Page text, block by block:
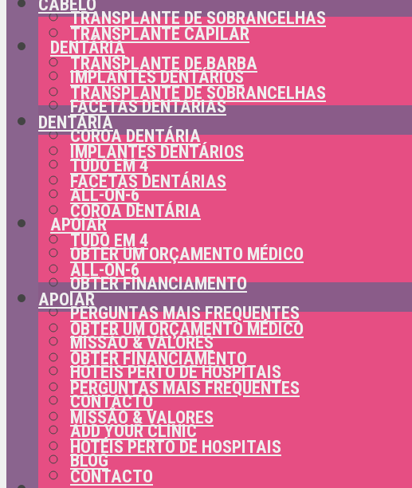
TRANSPLANTE DE SOBRANCELHAS
DENTÁRIA
IMPLANTES DENTÁRIOS
FACETAS DENTÁRIAS
COROA DENTÁRIA
TUDO EM 4
ALL-ON-6
APOIAR
OBTER UM ORÇAMENTO MÉDICO
OBTER FINANCIAMENTO
PERGUNTAS MAIS FREQUENTES
MISSÃO & VALORES
HOTÉIS PERTO DE HOSPITAIS
CONTACTO
ADD YOUR CLINIC
BLOG
TRANSPLANTE CAPILAR
TRANSPLANTE DE BARBA
TRANSPLANTE DE SOBRANCELHAS
DENTÁRIA
IMPLANTES DENTÁRIOS
FACETAS DENTÁRIAS
COROA DENTÁRIA
TUDO EM 4
ALL-ON-6
APOIAR
OBTER UM ORÇAMENTO MÉDICO
OBTER FINANCIAMENTO
PERGUNTAS MAIS FREQUENTES
MISSÃO & VALORES
HOTÉIS PERTO DE HOSPITAIS
CONTACTO